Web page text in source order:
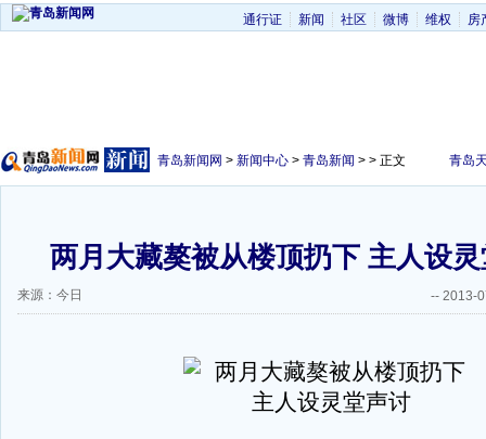
通行证 新闻 社区 微博 维权 房
青岛新闻网 > 新闻中心 > 青岛新闻 > > 正文 青岛
两月大藏獒被从楼顶扔下 主人设
来源：今日 -- 2013-